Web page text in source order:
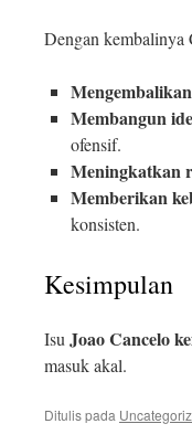
Dengan kembalinya
Membangun
ofensif.
Meningkatkan
Memberikan
konsisten.
Kesimpulan
Isu Joao Cancelo
masuk akal.
Ditulis pada